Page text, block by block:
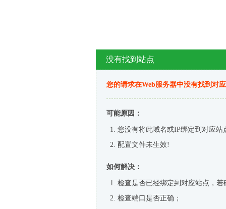
没有找到站点
您的请求在Web服务器中没有找到对
可能原因：
您没有将此域名或IP绑定到对应站
配置文件未生效!
如何解决：
检查是否已经绑定到对应站点，
检查端口是否正确；